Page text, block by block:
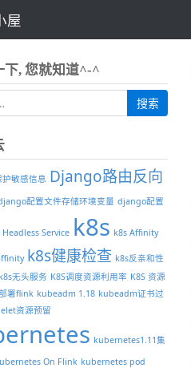
屋
下, 您就知道^-^
敏感信息 Django路由反向
配置文件存储环境变量 django配置
Headless Service k8s k8s Affinity
k8s健康检查 k8s反亲和性
k8s无头服务 K8S调度资源利用率 K8S 资源
署flink kubeadm 1.18 kubeadm证书过
资源预留
kubernetes1.11集
On Flink kubernetes pod